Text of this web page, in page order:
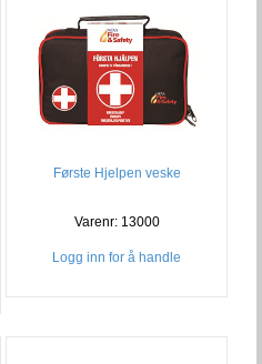
Første Hjelpen veske
Varenr: 13000
Logg inn for å handle